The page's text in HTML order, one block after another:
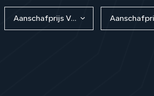
Aanschafprijs Van